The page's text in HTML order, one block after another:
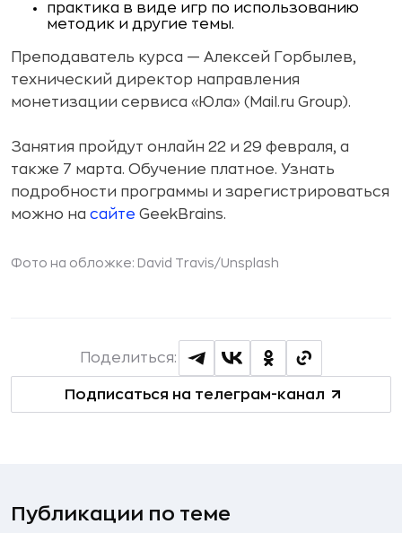
практика в виде игр по использованию
методик и другие темы.
Преподаватель курса — Алексей Горбылев,
технический директор направления
монетизации сервиса «Юла» (Mail.ru Group).
Занятия пройдут онлайн 22 и 29 февраля, а
также 7 марта. Обучение платное. Узнать
подробности программы и зарегистрироваться
можно на сайте GeekBrains.
Фото на обложке: David Travis/Unsplash
Подписаться на телеграм-канал
Поделиться:
Публикации по теме